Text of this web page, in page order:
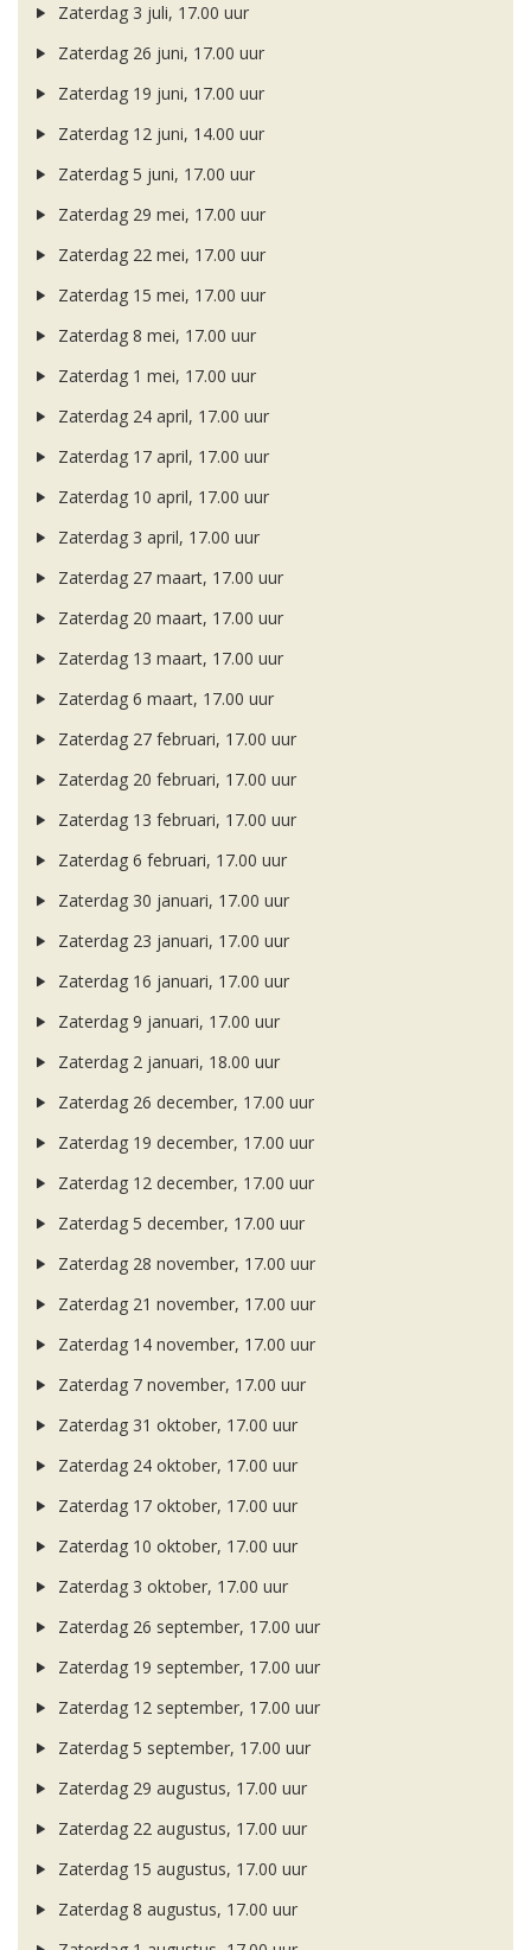
Zaterdag 3 juli, 17.00 uur
Zaterdag 26 juni, 17.00 uur
Zaterdag 19 juni, 17.00 uur
Zaterdag 12 juni, 14.00 uur
Zaterdag 5 juni, 17.00 uur
Zaterdag 29 mei, 17.00 uur
Zaterdag 22 mei, 17.00 uur
Zaterdag 15 mei, 17.00 uur
Zaterdag 8 mei, 17.00 uur
Zaterdag 1 mei, 17.00 uur
Zaterdag 24 april, 17.00 uur
Zaterdag 17 april, 17.00 uur
Zaterdag 10 april, 17.00 uur
Zaterdag 3 april, 17.00 uur
Zaterdag 27 maart, 17.00 uur
Zaterdag 20 maart, 17.00 uur
Zaterdag 13 maart, 17.00 uur
Zaterdag 6 maart, 17.00 uur
Zaterdag 27 februari, 17.00 uur
Zaterdag 20 februari, 17.00 uur
Zaterdag 13 februari, 17.00 uur
Zaterdag 6 februari, 17.00 uur
Zaterdag 30 januari, 17.00 uur
Zaterdag 23 januari, 17.00 uur
Zaterdag 16 januari, 17.00 uur
Zaterdag 9 januari, 17.00 uur
Zaterdag 2 januari, 18.00 uur
Zaterdag 26 december, 17.00 uur
Zaterdag 19 december, 17.00 uur
Zaterdag 12 december, 17.00 uur
Zaterdag 5 december, 17.00 uur
Zaterdag 28 november, 17.00 uur
Zaterdag 21 november, 17.00 uur
Zaterdag 14 november, 17.00 uur
Zaterdag 7 november, 17.00 uur
Zaterdag 31 oktober, 17.00 uur
Zaterdag 24 oktober, 17.00 uur
Zaterdag 17 oktober, 17.00 uur
Zaterdag 10 oktober, 17.00 uur
Zaterdag 3 oktober, 17.00 uur
Zaterdag 26 september, 17.00 uur
Zaterdag 19 september, 17.00 uur
Zaterdag 12 september, 17.00 uur
Zaterdag 5 september, 17.00 uur
Zaterdag 29 augustus, 17.00 uur
Zaterdag 22 augustus, 17.00 uur
Zaterdag 15 augustus, 17.00 uur
Zaterdag 8 augustus, 17.00 uur